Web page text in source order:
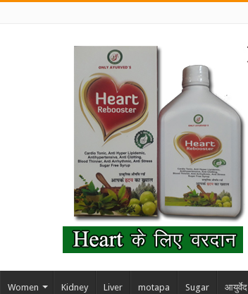
Women Kidney Liver motapa Sugar आयुर्वेद